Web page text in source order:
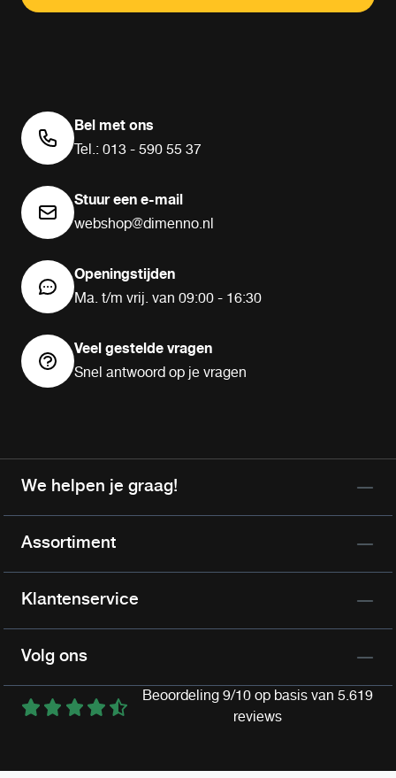
Bel met ons
Tel.: 013 - 590 55 37
Stuur een e-mail
webshop@dimenno.nl
Openingstijden
Ma. t/m vrij. van 09:00 - 16:30
Veel gestelde vragen
Snel antwoord op je vragen
We helpen je graag!
Assortiment
Klantenservice
Volg ons
Beoordeling 9/10 op basis van 5.619
reviews